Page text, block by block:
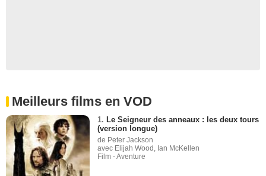
Meilleurs films en VOD
1. Le Seigneur des anneaux : les deux tours
(version longue)
de Peter Jackson
avec Elijah Wood, Ian McKellen
Film - Aventure